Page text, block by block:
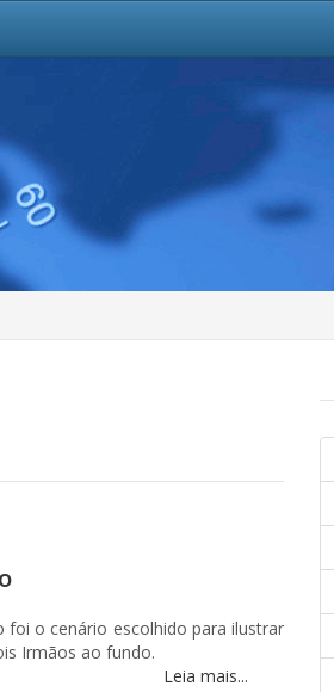
foi o cenário escolhido para ilustrar
Irmãos ao fundo.
Leia mais...